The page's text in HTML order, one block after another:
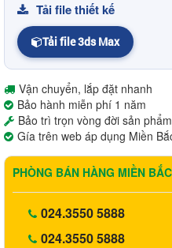
Tải file thiết kế
Tải file 3ds Max
Vận chuyển, lắp đặt nhanh
Bảo hành miễn phí 1 năm
Bảo trì trọn vòng đời sản phẩm
Gía trên web áp dụng Miền
PHÒNG BÁN HÀNG MIỀN BẮC
024.3550 5888
024.3550 5888